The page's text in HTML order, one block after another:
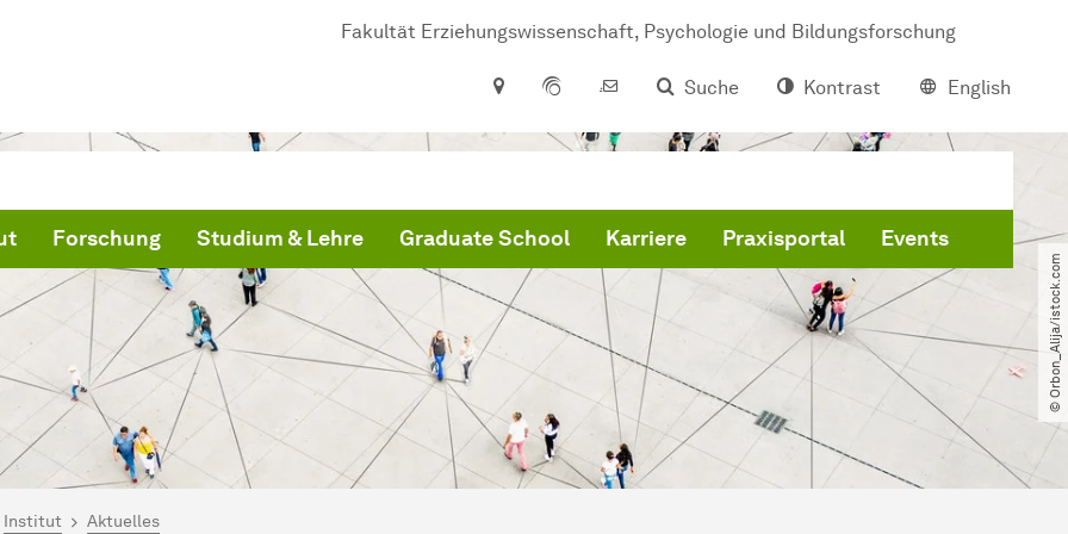
Fakultät Erziehungswissenschaft, Psychologie und Bildungsforschung
Suche
Kontrast English
Forschung Studium & Lehre Graduate School Karriere Praxisportal Events
© Orbon_Alija​/​istock.com
hier:
Institut Aktuelles